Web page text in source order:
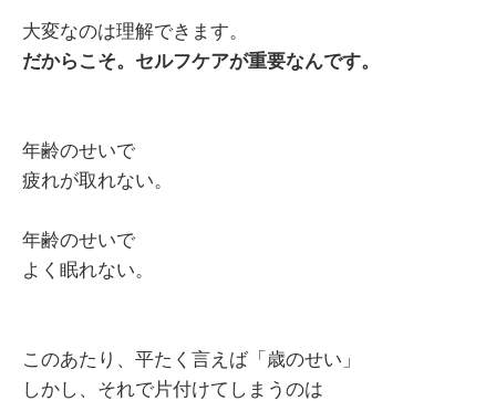
大変なのは理解できます。
だからこそ。セルフケアが重要なんです。
年齢のせいで
疲れが取れない。
年齢のせいで
よく眠れない。
このあたり、平たく言えば「歳のせい」
しかし、それで片付けてしまうのは